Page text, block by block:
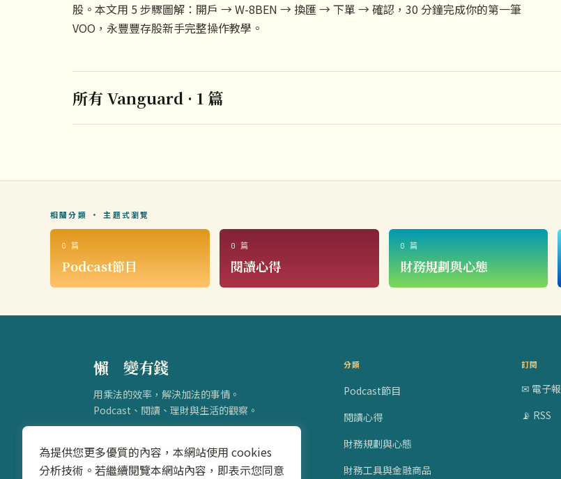
股。本文用 5 步驟圖解：開戶 → W-8BEN → 換匯 → 下單 → 確認，30 分鐘完成你的第一筆
VOO，永豐豐存股新手完整操作教學。
所有 Vanguard · 1 篇
相關分類 · 主題式瀏覽
0 篇
Podcast節目
0 篇
閱讀心得
0 篇
財務規劃與心態
懶得變有錢
用乘法的效率，解決加法的事情。
Podcast、閱讀、理財與生活的觀察。
分類
Podcast節目
閱讀心得
財務規劃與心態
財務工具與金融商品
訂閱
✉ 電子報
📡 RSS
為提供您更多優質的內容，本網站使用 cookies
分析技術。若繼續閱覽本網站內容，即表示您同意